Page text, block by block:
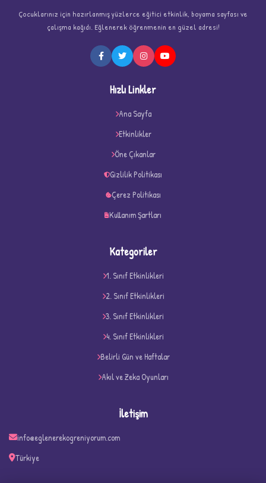
D
Çocuklarınız için hazırlanmış yüzlerce eğitici etkinlik, boyama sayfası ve
çalışma kağıdı. Eğlenerek öğrenmenin en güzel adresi!
Hızlı Linkler
Ana Sayfa
Etkinlikler
Öne Çıkanlar
Gizlilik Politikası
Çerez Politikası
Kullanım Şartları
Kategoriler
1. Sınıf Etkinlikleri
2. Sınıf Etkinlikleri
3. Sınıf Etkinlikleri
4. Sınıf Etkinlikleri
Belirli Gün ve Haftalar
Akıl ve Zeka Oyunları
İletişim
info@eglenerekogreniyorum.com
Türkiye